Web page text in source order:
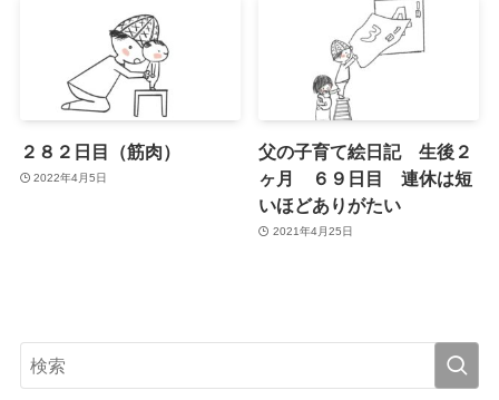
２８２日目（筋肉）
2022年4月5日
父の子育て絵日記 生後２
ヶ月 ６９日目 連休は短
いほどありがたい
2021年4月25日